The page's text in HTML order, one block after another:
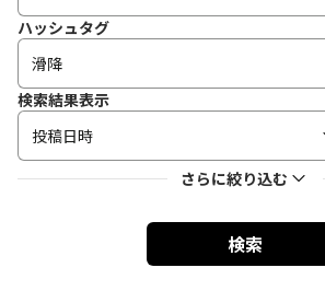
ハッシュタグ
検索結果表示
投稿日時
さらに絞り込む
検索